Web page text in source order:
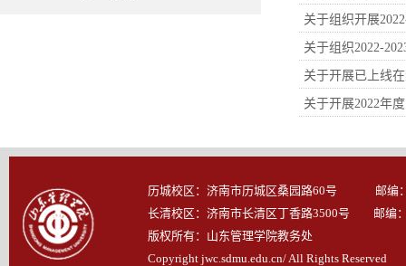
关于组织开展
关于组织2022-
关于开展已上线
关于开展2022年
历城校区：济南市历城区桑园路60号 邮编
长清校区：济南市长清区丁香路3500号 邮编
版权所有：山东管理学院教务处
Copyright jwc.sdmu.edu.cn/ All Rights Reserved